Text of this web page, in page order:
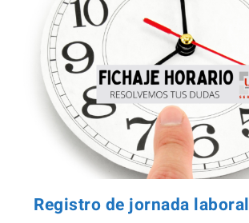
Registro de jornada laboral